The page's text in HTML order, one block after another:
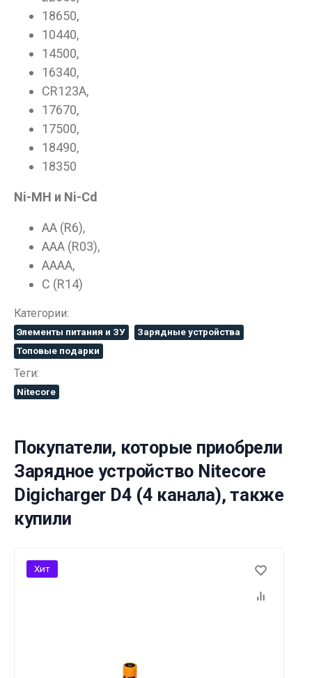
18650,
10440,
14500,
16340,
CR123A,
17670,
17500,
18490,
18350
Ni-MH и Ni-Cd
AA (R6),
ААA (R03),
AAAA,
С (R14)
Категории:
Элементы питания и ЗУ
Зарядные устройства
Топовые подарки
Теги:
Nitecore
Покупатели, которые приобрели
Зарядное устройство Nitecore
Digicharger D4 (4 канала), также
купили
Хит
Данные товары продаются лицам,
Вам исполнилось 18 лет?